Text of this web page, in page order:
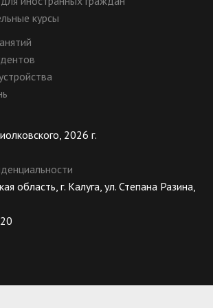
курсы
2026 г.
область, г. Калуга, ул. Степана Разина,